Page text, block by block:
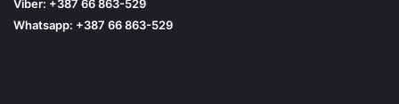
Viber: +387 66 863-529
Whatsapp: +387 66 863-529